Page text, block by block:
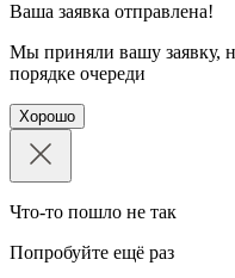
Ваша заявка отправлена!
Мы приняли вашу заявку,
порядке очереди
Хорошо
Что-то пошло не так
Попробуйте ещё раз